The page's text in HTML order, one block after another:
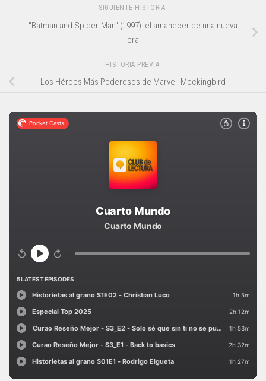
SIGUIENTE HISTORIA
"Batman and Spider-Man" (1997): el amanecer de una nueva
era
HISTORIA PREVIA
Los Héroes Más Poderosos de Marvel: Mockingbird